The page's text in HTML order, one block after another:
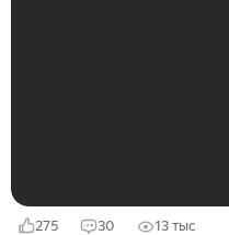
275 30 13 тыс